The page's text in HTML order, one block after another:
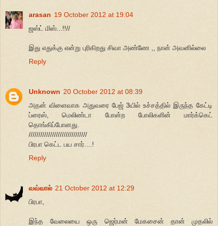
arasan 19 October 2012 at 19:04
ஜஸ்ட் மிஸ்...!!//
இது எதுக்கு என்று புரிகிறது சிவா அண்ணே ,, நான் அவனில்லை
Reply
Unknown 20 October 2012 at 08:39
அதன் விளைவாக அதுவரை பேஜ் 3யில் உச்சத்தில் இருந்த கேட்டி
ப்ரைஸ், மெலிண்டா போன்ற போலிகளின் மார்க்கெட்
தொங்கிப்போனது.
//////////////////////////////
பிரபா கெட்ட பய சார்....!
Reply
வவ்வால் 21 October 2012 at 12:29
பிரபா,
இந்த வேலையை ஒரு ஜெர்மன் மேகசைன் தான் முதலில்